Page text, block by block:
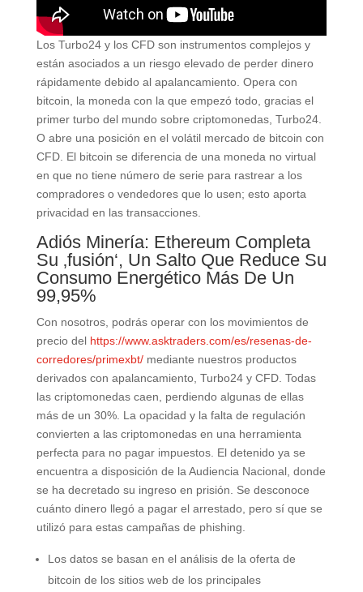
Los Turbo24 y los CFD son instrumentos complejos y
están asociados a un riesgo elevado de perder dinero
rápidamente debido al apalancamiento. Opera con
bitcoin, la moneda con la que empezó todo, gracias el
primer turbo del mundo sobre criptomonedas, Turbo24.
O abre una posición en el volátil mercado de bitcoin con
CFD. El bitcoin se diferencia de una moneda no virtual
en que no tiene número de serie para rastrear a los
compradores o vendedores que lo usen; esto aporta
privacidad en las transacciones.
Adiós Minería: Ethereum Completa
Su ‚fusión‘, Un Salto Que Reduce Su
Consumo Energético Más De Un
99,95%
Con nosotros, podrás operar con los movimientos de
precio del https://www.asktraders.com/es/resenas-de-
corredores/primexbt/mediante nuestros productos
derivados con apalancamiento, Turbo24 y CFD. Todas
las criptomonedas caen, perdiendo algunas de ellas
más de un 30%. La opacidad y la falta de regulación
convierten a las criptomonedas en una herramienta
perfecta para no pagar impuestos. El detenido ya se
encuentra a disposición de la Audiencia Nacional, donde
se ha decretado su ingreso en prisión. Se desconoce
cuánto dinero llegó a pagar el arrestado, pero sí que se
utilizó para estas campañas de phishing.
Los datos se basan en el análisis de la oferta de
bitcoin de los sitios web de los principales